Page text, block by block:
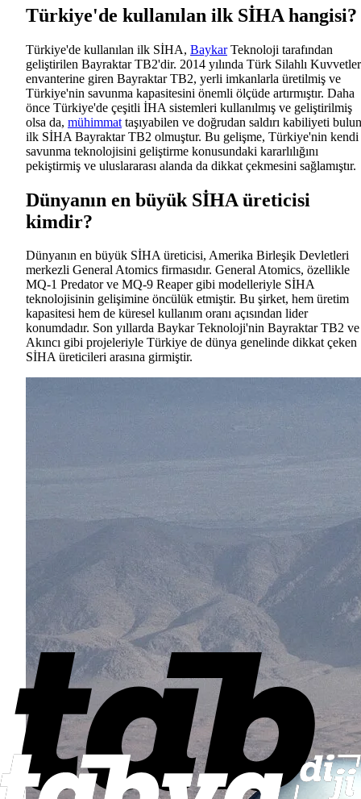
Türkiye'de kullanılan ilk SİHA hangisi?
Türkiye'de kullanılan ilk SİHA, BaykarTeknoloji tarafından
geliştirilen Bayraktar TB2'dir. 2014 yılında Türk Silahlı
envanterine giren Bayraktar TB2, yerli imkanlarla üretilmiş ve
Türkiye'nin savunma kapasitesini önemli ölçüde artırmıştır. Daha
önce Türkiye'de çeşitli İHA sistemleri kullanılmış ve geliştirilmiş
olsa da, mühimmat taşıyabilen ve doğrudan saldırı kabiliyeti
ilk SİHA Bayraktar TB2 olmuştur. Bu gelişme, Türkiye'nin kendi
savunma teknolojisini geliştirme konusundaki kararlılığını
pekiştirmiş ve uluslararası alanda da dikkat çekmesini sağlamıştır.
Dünyanın en büyük SİHA üreticisi
kimdir?
Dünyanın en büyük SİHA üreticisi, Amerika Birleşik Devletleri
merkezli General Atomics firmasıdır. General Atomics, özellikle
MQ-1 Predator ve MQ-9 Reaper gibi modelleriyle SİHA
teknolojisinin gelişimine öncülük etmiştir. Bu şirket, hem üretim
kapasitesi hem de küresel kullanım oranı açısından lider
konumdadır. Son yıllarda Baykar Teknoloji'nin Bayraktar TB2 ve
Akıncı gibi projeleriyle Türkiye de dünya genelinde dikkat çeken
SİHA üreticileri arasına girmiştir.